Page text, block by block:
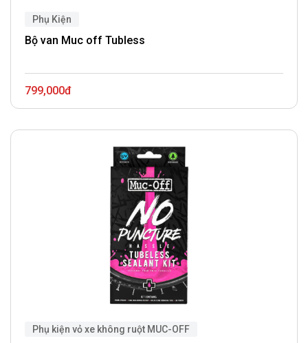
Phụ Kiện
Bộ van Muc off Tubless
799,000đ
Phụ kiện vỏ xe không ruột MUC-OFF